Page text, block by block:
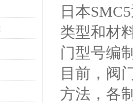
日本
类型和材
门型号编
目前，阀
方法，各